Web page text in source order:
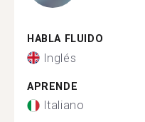
HABLA FLUIDO
Inglés
APRENDE
Italiano